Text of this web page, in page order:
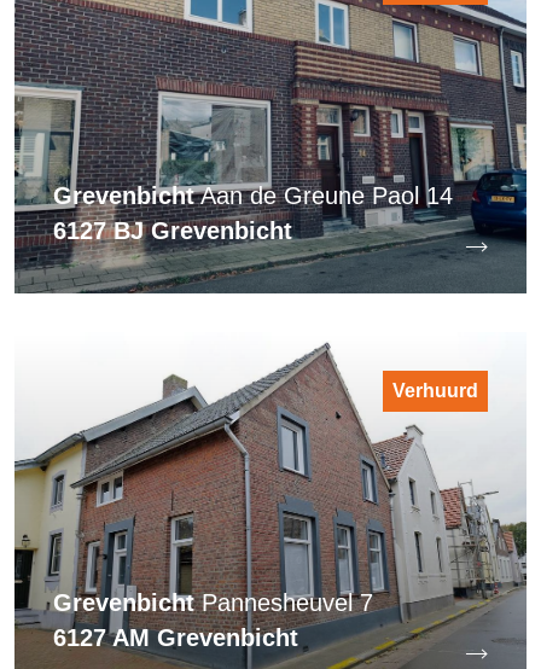
GrevenbichtAan de Greune Paol 14
6127 BJ Grevenbicht
GrevenbichtPannesheuvel 7
6127 AM Grevenbicht
Verhuurd